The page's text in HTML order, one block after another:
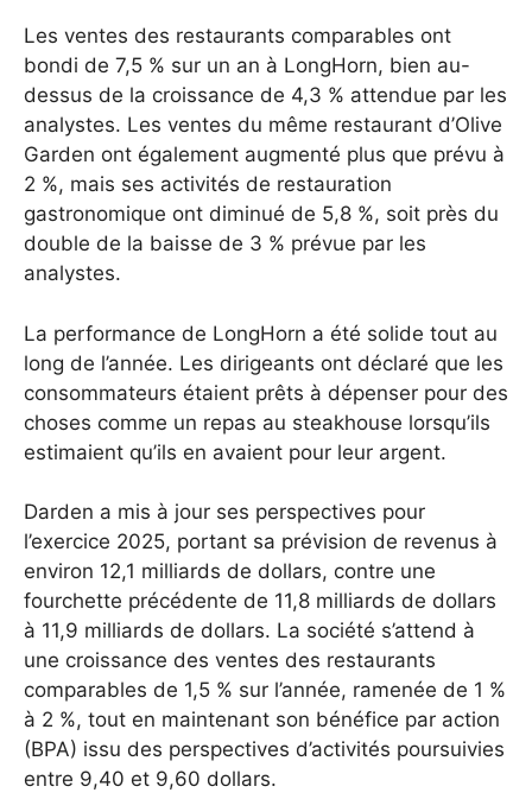
Les ventes des restaurants comparables ont
bondi de 7,5 % sur un an à LongHorn, bien au-
dessus de la croissance de 4,3 % attendue par les
analystes. Les ventes du même restaurant d’Olive
Garden ont également augmenté plus que prévu à
2 %, mais ses activités de restauration
gastronomique ont diminué de 5,8 %, soit près du
double de la baisse de 3 % prévue par les
analystes.
La performance de LongHorn a été solide tout au
long de l’année. Les dirigeants ont déclaré que les
consommateurs étaient prêts à dépenser pour des
choses comme un repas au steakhouse lorsqu’ils
estimaient qu’ils en avaient pour leur argent.
Darden a mis à jour ses perspectives pour
l’exercice 2025, portant sa prévision de revenus à
environ 12,1 milliards de dollars, contre une
fourchette précédente de 11,8 milliards de dollars
à 11,9 milliards de dollars. La société s’attend à
une croissance des ventes des restaurants
comparables de 1,5 % sur l’année, ramenée de 1 %
à 2 %, tout en maintenant son bénéfice par action
(BPA) issu des perspectives d’activités poursuivies
entre 9,40 et 9,60 dollars.